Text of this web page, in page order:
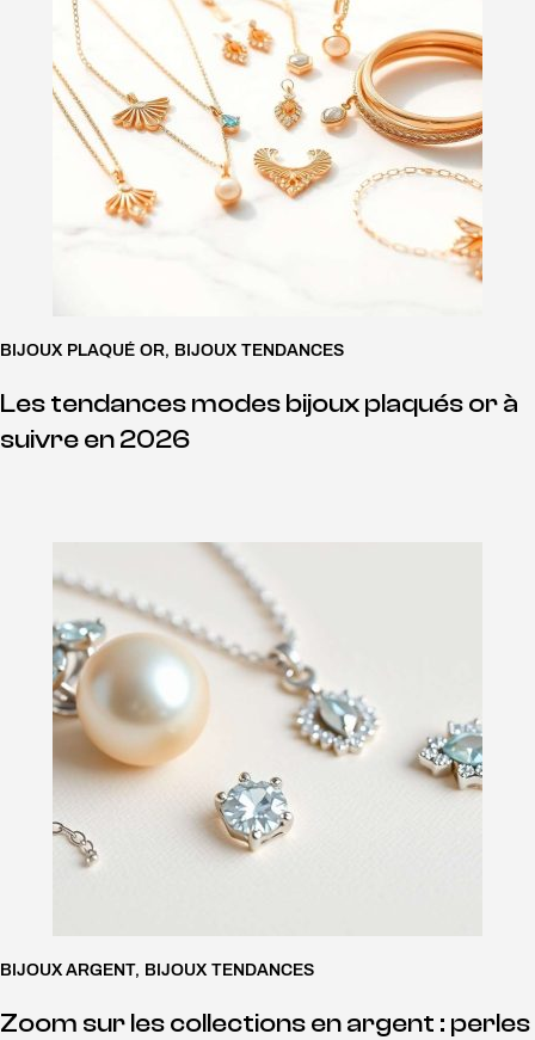
BIJOUX PLAQUÉ OR, BIJOUX TENDANCES
Les tendances modes bijoux plaqués or à
suivre en 2026
BIJOUX ARGENT, BIJOUX TENDANCES
Zoom sur les collections en argent : perles